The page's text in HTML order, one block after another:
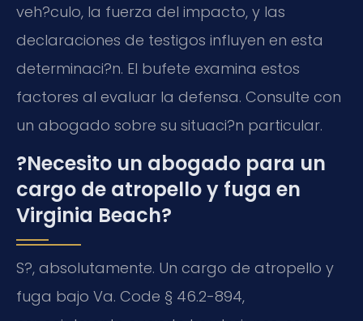
veh?culo, la fuerza del impacto, y las
declaraciones de testigos influyen en esta
determinaci?n. El bufete examina estos
factores al evaluar la defensa. Consulte con
un abogado sobre su situaci?n particular.
?Necesito un abogado para un
cargo de atropello y fuga en
Virginia Beach?
S?, absolutamente. Un cargo de atropello y
fuga bajo Va. Code § 46.2-894,